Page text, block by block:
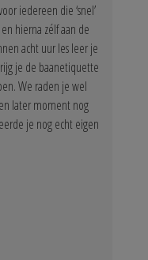
iedereen die ‘snel’
hierna zélf aan de
acht uur les leer je
je de baanetiquette
We raden je wel
later moment nog
je nog echt eigen